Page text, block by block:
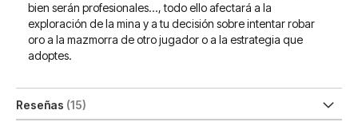
bien serán profesionales..., todo ello afectará a la
exploración de la mina y a tu decisión sobre intentar robar
oro a la mazmorra de otro jugador o a la estrategia que
adoptes.
Reseñas 15